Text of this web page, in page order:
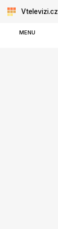
Vtelevizi.cz
MENU